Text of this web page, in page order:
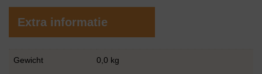
Extra informatie
Gewicht 0,0 kg